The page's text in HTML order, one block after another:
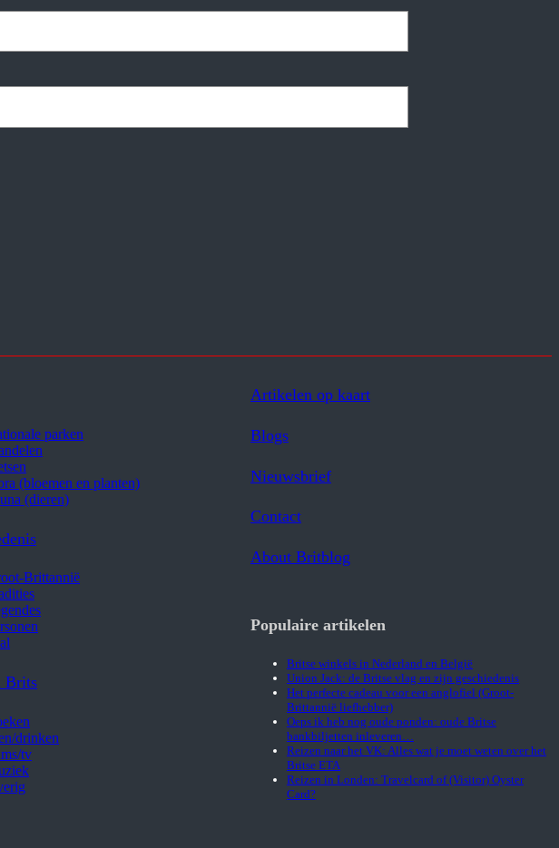
parken
(bloemen en planten)
(dieren)
Brittannië
Brits
drinken
tv
Artikelen op kaart
Blogs
Nieuwsbrief
Contact
About Britblog
Populaire artikelen
Britse winkels in Nederland en België
Union Jack: de Britse vlag en zijn geschiedenis
Het perfecte cadeau voor een anglofiel (Groot-
Brittannië liefhebber)
Oeps ik heb nog oude ponden: oude Britse
bankbiljetten inleveren…
Reizen naar het VK: Alles wat je moet weten over het
Britse ETA
Reizen in Londen: Travelcard of (Visitor) Oyster
Card?